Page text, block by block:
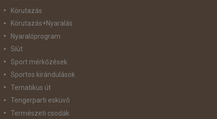
Körutazás
Körutazás+Nyaralás
Nyaralóprogram
Síút
Sport mérkőzések
Sportos kirándulások
Tematikus út
Tengerparti esküvő
Természeti csodák